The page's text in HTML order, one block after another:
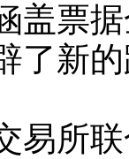
盖票
了新
所联